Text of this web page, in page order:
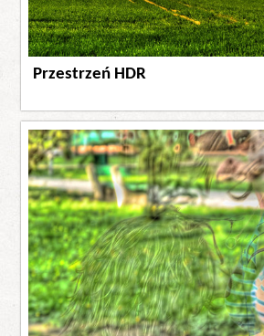
Przestrzeń HDR